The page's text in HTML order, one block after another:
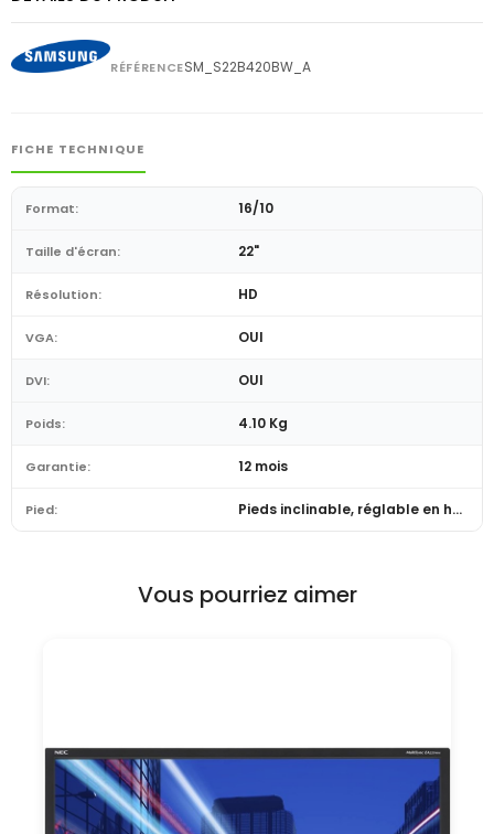
RÉFÉRENCESM_S22B420BW_A
FICHE TECHNIQUE
Format: 16/10
Taille d'écran: 22"
Résolution: HD
VGA: OUI
DVI: OUI
Poids: 4.10 Kg
Garantie: 12 mois
Pied: Pieds inclinable, réglable en hauteur et pivot
Vous pourriez aimer